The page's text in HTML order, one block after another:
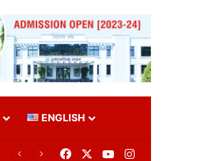
ENGLISH
FacebookYouTubeInstagram